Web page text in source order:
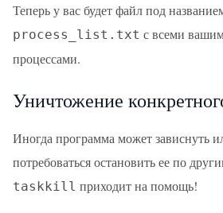
Теперь у вас будет файл под
process_list.txt с всеми
процессами.
Уничтожение
Иногда программа может зависнуть
потребоваться остановить ее по
taskkill приходит на помощь!